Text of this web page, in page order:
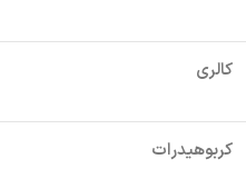
کالری
کربوهیدرات